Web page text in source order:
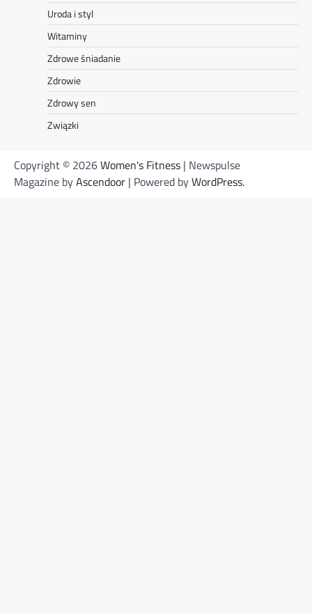
Uroda i styl
Witaminy
Zdrowe śniadanie
Zdrowie
Zdrowy sen
Związki
Copyright © 2026Women's Fitness | Newspulse
Magazine byAscendoor | Powered byWordPress.